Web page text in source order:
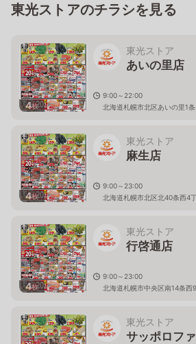
東光ストアのチラシを見る
4枚
東光ストア
あいの里店
9:00～22:00
北海道札幌市北区あいの里1
4枚
東光ストア
麻生店
9:00～23:00
北海道札幌市北区北40条西4
4枚
東光ストア
行啓通店
9:00～23:00
北海道札幌市中央区南14条西
東光ストア
サッポロフ